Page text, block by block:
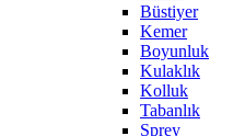
Büstiyer
Kemer
Boyunluk
Kulaklık
Kolluk
Tabanlık
Sprey